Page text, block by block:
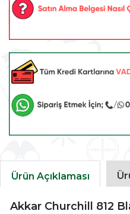
Ürün Açıklaması
Akkar Churchill 812